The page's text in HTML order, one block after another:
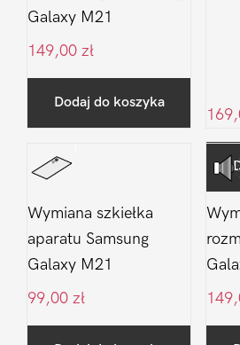
Galaxy M21
149,00 zł
Dodaj do koszyka
Wymiana szkiełka
aparatu Samsung
Galaxy M21
99,00 zł